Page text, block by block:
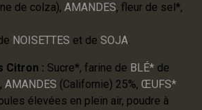
de colza), AMANDES, fleur de sel*,
NOISETTES et de SOJA.
Citron : Sucre*, farine de BLÉ* de
AMANDES (Californie) 25%, ŒUFS*
élevées en plein air, poudre à